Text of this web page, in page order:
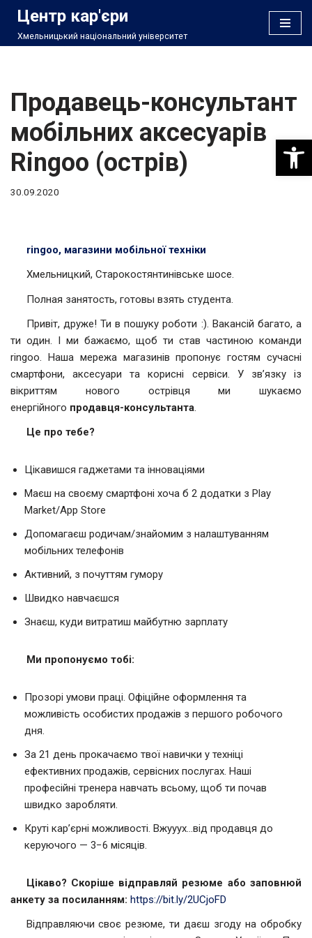
Перейти
Центр кар'єри
Хмельницький національний університет
Продавець-консультант
мобільних аксесуарів
Ringoo (острів)
30.09.2020
ringoo, магазини мобільної техніки
Хмельницкий, Старокостянтинівське шосе.
Полная занятость, готовы взять студента.
Привіт, друже! Ти в пошуку роботи :). Вакансій багато, а
ти один. І ми бажаємо, щоб ти став частиною команди
ringoo. Наша мережа магазинів пропонує гостям сучасні
смартфони, аксесуари та корисні сервіси. У зв’язку із
вікриттям нового острівця ми шукаємо
енергійного продавця-консультанта.
Це про тебе?
Цікавишся гаджетами та інноваціями
Маєш на своєму смартфоні хоча б 2 додатки з Play
Market/App Store
Допомагаєш родичам/знайомим з налаштуванням
мобільних телефонів
Активний, з почуттям гумору
Швидко навчаєшся
Знаєш, куди витратиш майбутню зарплату
Ми пропонуємо тобі:
Прозорі умови праці. Офіційне оформлення та
можливість особистих продажів з першого робочого
дня.
За 21 день прокачаємо твої навички у техніці
ефективних продажів, сервісних послугах. Наші
професійні тренера навчать всьому, щоб ти почав
швидко заробляти.
Круті кар’єрні можливості. Вжууух…від продавця до
керуючого — 3−6 місяців.
Цікаво? Скоріше відправляй резюме або заповнюй
анкету за посиланням: https://bit.ly/2UCjoFD
Відправляючи своє резюме, ти даєш згоду на обробку